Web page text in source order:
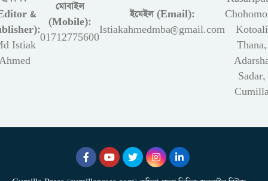
&
Istiak
মোবাইল
(Mobile):
01712775600
ইমেইল (Email):
Istiakahmedmba@gmail.com
Kotoali
Thana,
Sadar,